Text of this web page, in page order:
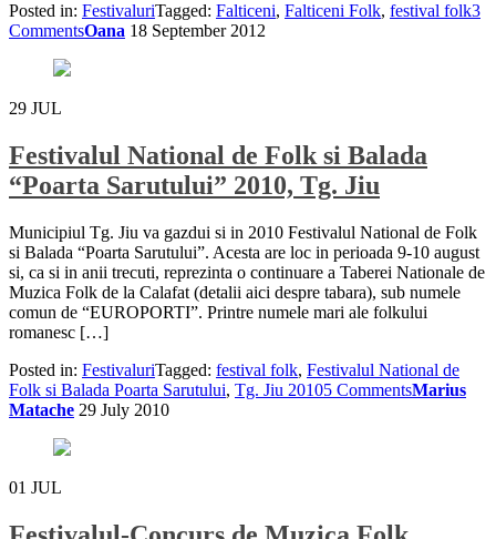
Posted in: FestivaluriTagged: Falticeni, Falticeni Folk, festival folk3
CommentsOana 18 September 2012
29 JUL
Festivalul National de Folk si Balada
“Poarta Sarutului” 2010, Tg. Jiu
Municipiul Tg. Jiu va gazdui si in 2010 Festivalul National de Folk
si Balada “Poarta Sarutului”. Acesta are loc in perioada 9-10 august
si, ca si in anii trecuti, reprezinta o continuare a Taberei Nationale de
Muzica Folk de la Calafat (detalii aici despre tabara), sub numele
comun de “EUROPORTI”. Printre numele mari ale folkului
romanesc […]
Posted in: FestivaluriTagged: festival folk, Festivalul National de
Folk si Balada Poarta Sarutului, Tg. Jiu 20105 CommentsMarius
Matache 29 July 2010
01 JUL